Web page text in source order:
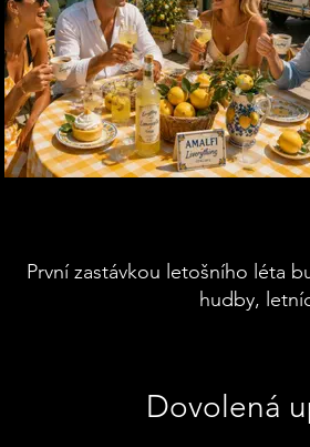
První zastávkou letošního léta
hudby,
Dovolená